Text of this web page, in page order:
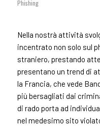
Phishing
Nella nostrà attività
incentrato non solo sul
straniero, prestando
presentano un trend di
la Francia, che vede
più bersagliati dai
di rado porta ad
nel medesimo sito